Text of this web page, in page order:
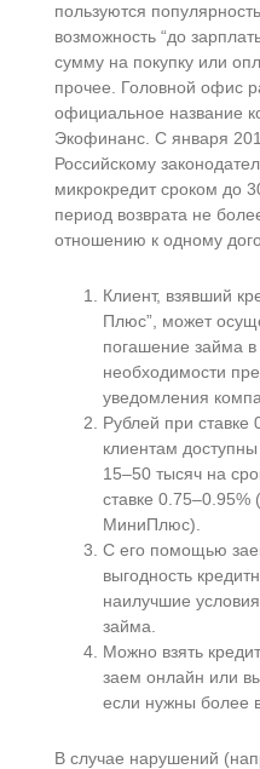
пользуются
возможность “до
сумму на покупку или
прочее. Головной офис
официальное
Экофинанс. С января
Российскому
микрокредит сроком до
период возврата не
отношению к одному
Клиент, взявший
Плюс”, может
погашение займа
необходимости
уведомления
Рублей при ставке
клиентам
15–50 тысяч на
ставке
МиниПлюс).
С его помощью
выгодность
наилучшие
займа.
Можно взять
заем онлайн или
если нужны более
В случае нарушений